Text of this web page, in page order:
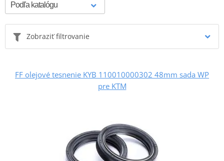
Zobraziť filtrovanie
FF olejové tesnenie KYB 110010000302 48mm sada WP
pre KTM